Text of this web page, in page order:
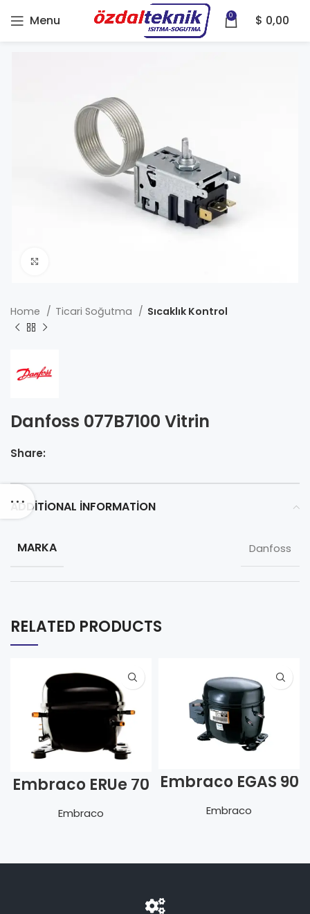
Menu 0 $ 0,00
Home Ticari Soğutma Sıcaklık Kontrol
Danfoss 077B7100 Vitrin
Share:
ADDITIONAL INFORMATION
MARKA Danfoss
RELATED PRODUCTS
Embraco ERUe 70
HLP
Embraco
Embraco EGAS 90
HLR
Embraco